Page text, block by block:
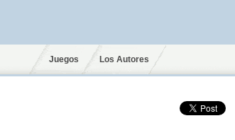
Juegos Los Autores